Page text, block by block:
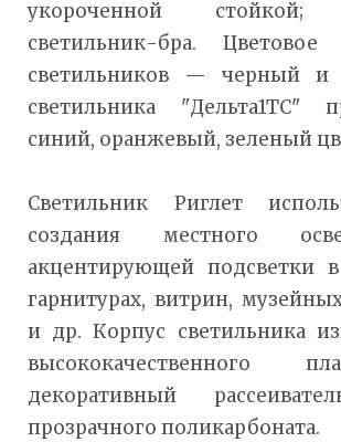
укороченной стойкой;
светильник-бра. Цветовое
светильников — черный и
светильника "Дельта1ТС"
синий, оранжевый, зеленый
Светильник Риглет
создания местного
акцентирующей подсветки
гарнитурах, витрин,
и др. Корпус светильника
высококачественного
декоративный
прозрачного поликарбоната.